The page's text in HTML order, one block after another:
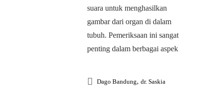
suara untuk menghasilkan
gambar dari organ di dalam
tubuh. Pemeriksaan ini sangat
penting dalam berbagai aspek
Dago Bandung, dr. Saskia